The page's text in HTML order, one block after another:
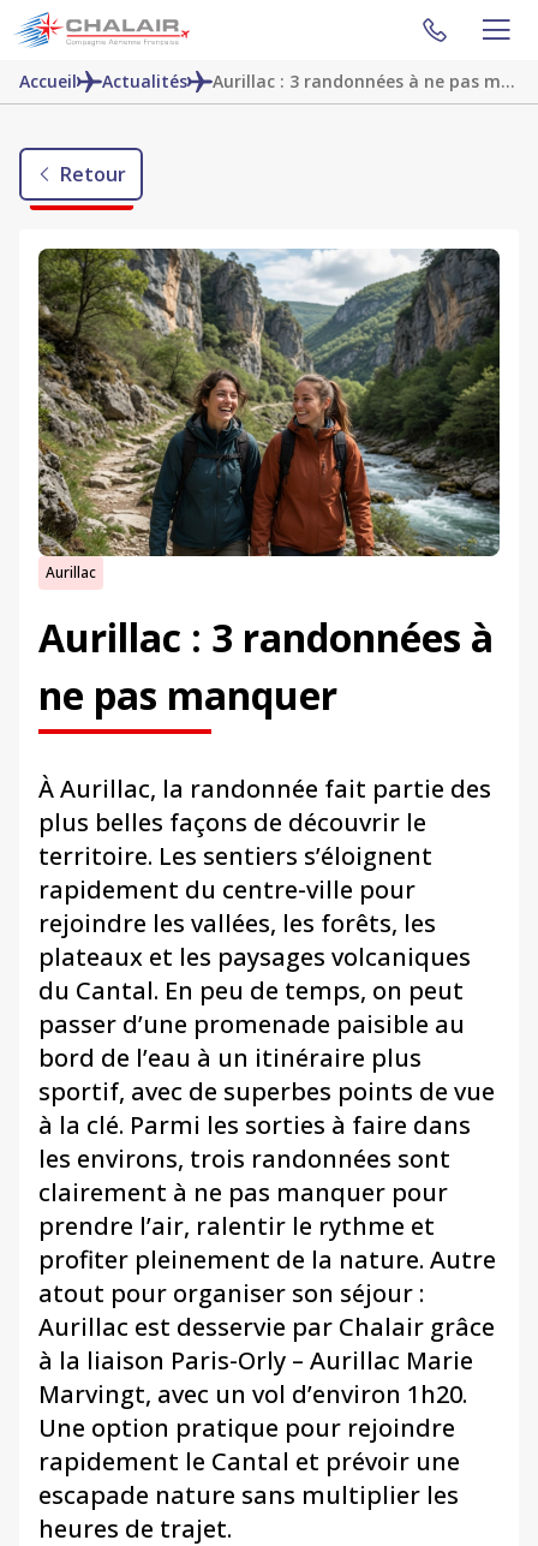
Accueil Actualités Aurillac : 3 randonnées à ne pas manquer
Retour
Aurillac
Aurillac : 3 randonnées à
ne pas manquer
À Aurillac, la randonnée fait partie des
plus belles façons de découvrir le
territoire. Les sentiers s’éloignent
rapidement du centre-ville pour
rejoindre les vallées, les forêts, les
plateaux et les paysages volcaniques
du Cantal. En peu de temps, on peut
passer d’une promenade paisible au
bord de l’eau à un itinéraire plus
sportif, avec de superbes points de vue
à la clé. Parmi les sorties à faire dans
les environs, trois randonnées sont
clairement à ne pas manquer pour
prendre l’air, ralentir le rythme et
profiter pleinement de la nature. Autre
atout pour organiser son séjour :
Aurillac est desservie par Chalair grâce
à la liaison Paris-Orly – Aurillac Marie
Marvingt, avec un vol d’environ 1h20.
Une option pratique pour rejoindre
rapidement le Cantal et prévoir une
escapade nature sans multiplier les
heures de trajet.